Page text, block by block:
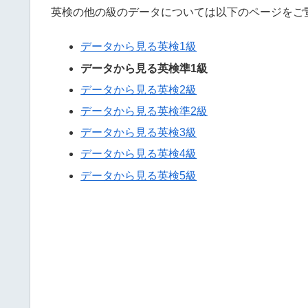
英検の他の級のデータについては以下のページをご
データから見る英検1級
データから見る英検準1級
データから見る英検2級
データから見る英検準2級
データから見る英検3級
データから見る英検4級
データから見る英検5級